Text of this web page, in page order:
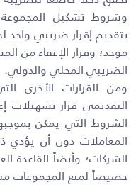
وشروط تشكيل
بتقديم إقرار ضريبي
موحد؛ وقرار الإعفاء من
الضريبي المحلي والدولي.
ومن القرارات الأخرى
التقديمي قرار تسهيلات
الشروط التي يمكن
المعاملات دون أن يؤدي
الشركات؛ وأيضاً القاعدة
خصيصاً لمنع المجموعات